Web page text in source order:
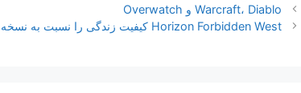
ناوبری
نوشته‌ها
Warcraft، Diablo و Overwatch
Horizon Forbidden West کیفیت زندگی را نسبت به نسخه اصلی بهبود می بخشد